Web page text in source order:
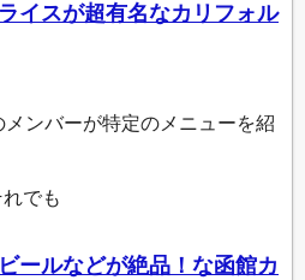
イスが超有名なカリフォル
ンバーが特定のメニューを紹
でも
ールなどが絶品！な函館カ